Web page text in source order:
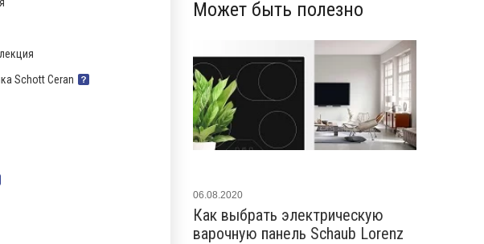
Schott Ceran
Может быть полезно
Как выбрать электрическую
варочную панель Schaub Lorenz
06.08.2020